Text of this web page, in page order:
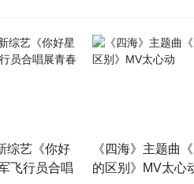
综艺《你好
飞行员合唱
《四海》主题曲
的区别》MV太心